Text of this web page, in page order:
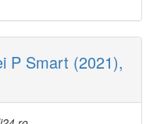
P Smart (2021),